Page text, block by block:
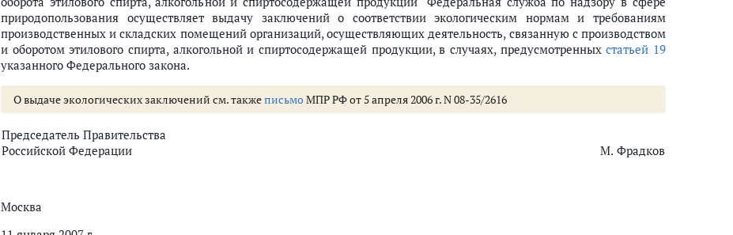
природопользования осуществляет выдачу заключений о соответствии экологическим нормам и требованиям
производственных и складских помещений организаций, осуществляющих деятельность, связанную с производством
и оборотом этилового спирта, алкогольной и спиртосодержащей продукции, в случаях, предусмотренныхстатьей 19
указанного Федерального закона.
О выдаче экологических заключений см. такжеписьмоМПР РФ от 5 апреля 2006 г. N 08-35/2616
Председатель Правительства
Российской Федерации
М. Фрадков
Москва